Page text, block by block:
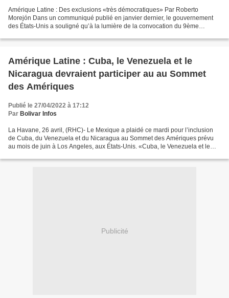
Amérique Latine : Des exclusions «très démocratiques» Par Roberto
Morejón Dans un communiqué publié en janvier dernier, le gouvernement
des États-Unis a souligné qu’à la lumière de la convocation du 9ème
Amérique Latine : Cuba, le Venezuela et le
Nicaragua devraient participer au au Sommet
des Amériques
Publié le 27/04/2022 à 17:12
Par Bolivar Infos
La Havane, 26 avril, (RHC)- Le Mexique a plaidé ce mardi pour l’inclusion
de Cuba, du Venezuela et du Nicaragua au Sommet des Amériques prévu
au mois de juin à Los Angeles, aux États-Unis. «Cuba, le Venezuela et le
Publicité